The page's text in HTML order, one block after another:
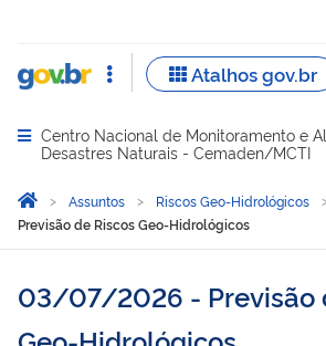
Abrir menu principal de navegação
Centro Nacional de Monitoramento e
Desastres Naturais - Cemaden/MCTI
Você está aqui:
Página Inicial
Assuntos Riscos Geo-Hidrológicos
Previsão de Riscos Geo-Hidrológicos
03/07/2026 - Previsão